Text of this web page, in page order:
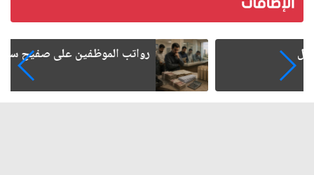
رواتب الموظفين على صفيح ساخن